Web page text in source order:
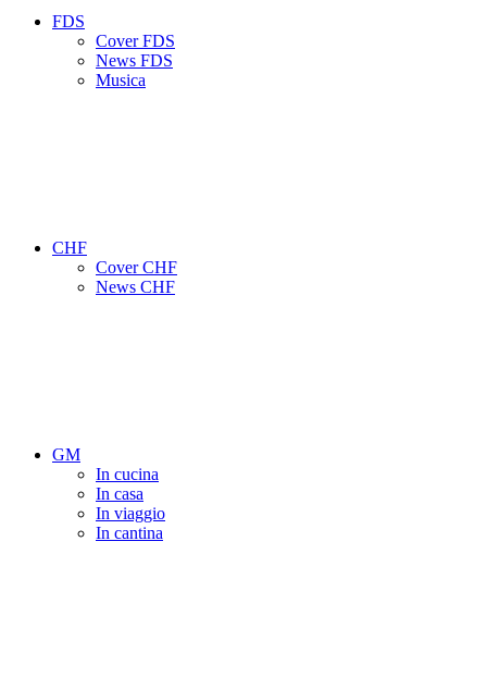
FDS
Cover FDS
News FDS
Musica
CHF
Cover CHF
News CHF
GM
In cucina
In casa
In viaggio
In cantina